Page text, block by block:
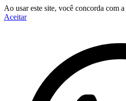
Ao usar este site, você concorda com a
Aceitar